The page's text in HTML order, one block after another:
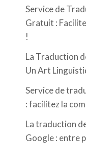
Service de
Gratuit :
!
La Traduction
Un Art
Service de
: facilitez la
La traduction
Google : entre